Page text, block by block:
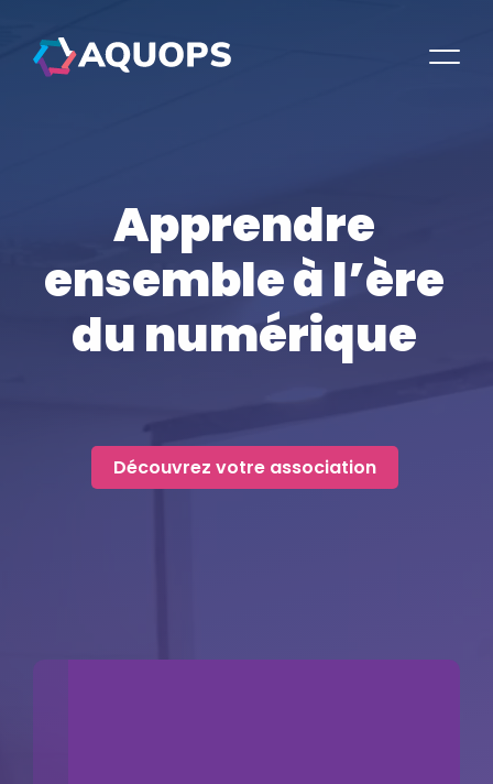
Apprendre
ensembleà l’ère
du numérique
Découvrez votre association